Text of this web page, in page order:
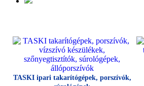
TASKI ipari takarítógépek, porszívók,